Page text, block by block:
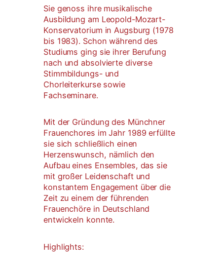
Sie genoss ihre musikalische
Ausbildung am Leopold-Mozart-
Konservatorium in Augsburg (1978
bis 1983). Schon während des
Studiums ging sie ihrer Berufung
nach und absolvierte diverse
Stimmbildungs- und
Chorleiterkurse sowie
Fachseminare.
Mit der Gründung des Münchner
Frauenchores im Jahr 1989 erfüllte
sie sich schließlich einen
Herzenswunsch, nämlich den
Aufbau eines Ensembles, das sie
mit großer Leidenschaft und
konstantem Engagement über die
Zeit zu einem der führenden
Frauenchöre in Deutschland
entwickeln konnte.
Highlights: